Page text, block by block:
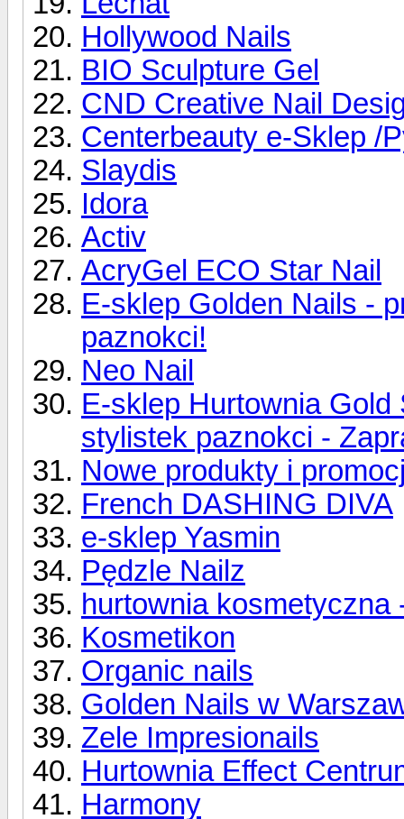
Hollywood Nails
BIO Sculpture Gel
CND Creative Nail
Centerbeauty e-Sklep /
Slaydis
Idora
Activ
AcryGel ECO Star Nail
E-sklep Golden Nails -
paznokci!
Neo Nail
E-sklep Hurtownia Gold
stylistek paznokci -
Nowe produkty i
French DASHING DIVA
e-sklep Yasmin
Pędzle Nailz
hurtownia kosmetyczna
Kosmetikon
Organic nails
Golden Nails w
Zele Impresionails
Hurtownia Effect
Harmony